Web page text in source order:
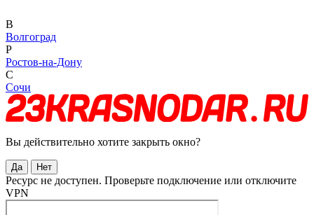
В
Волгоград
Р
Ростов-на-Дону
С
Сочи
Вы действительно хотите закрыть окно?
Да Нет
Ресурс не доступен. Проверьте подключение или отключите
VPN